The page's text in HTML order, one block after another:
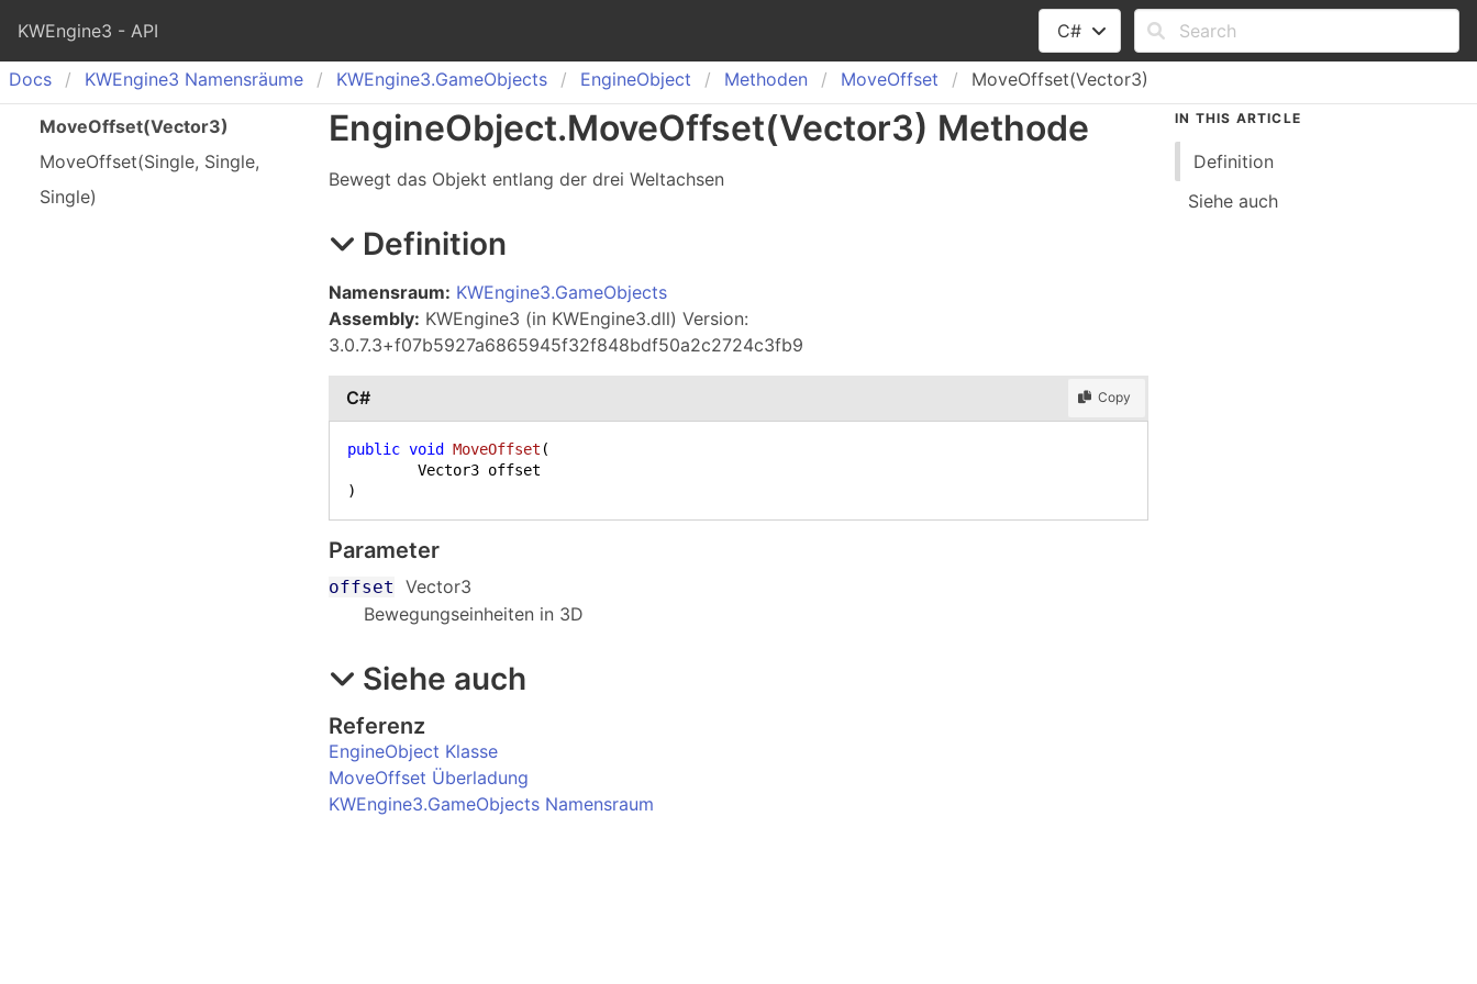
KWEngine3 - API C#
Docs KWEngine3 Namensräume KWEngine3.GameObjects EngineObject Methoden MoveOffset MoveOffset(Vector3)
MoveOffset(Vector3)
MoveOffset(Single, Single,
Single)
EngineObject.MoveOffset(Vector3) Methode
Bewegt das Objekt entlang der drei Weltachsen
Definition
Namensraum: KWEngine3.GameObjects
Assembly: KWEngine3 (in KWEngine3.dll) Version:
3.0.7.3+f07b5927a6865945f32f848bdf50a2c2724c3fb9
C# Copy
public void MoveOffset (
)
Parameter
offset
Vector3
Bewegungseinheiten in 3D
Siehe auch
Referenz
EngineObject Klasse
MoveOffset Überladung
KWEngine3.GameObjects Namensraum
IN THIS ARTICLE
Definition
Siehe auch